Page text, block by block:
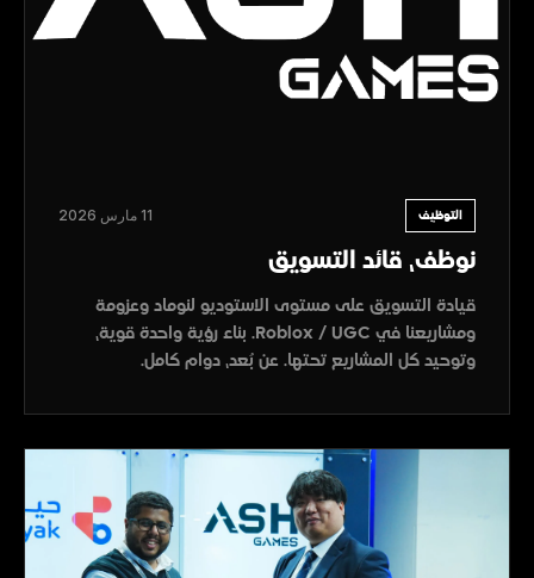
التوظيف 11 مارس 2026
نوظف، قائد التسويق
قيادة التسويق على مستوى الاستوديو لنوماد وعزومة
ومشاريعنا في Roblox / UGC. بناء رؤية واحدة قوية،
وتوحيد كل المشاريع تحتها. عن بُعد، دوام كامل.